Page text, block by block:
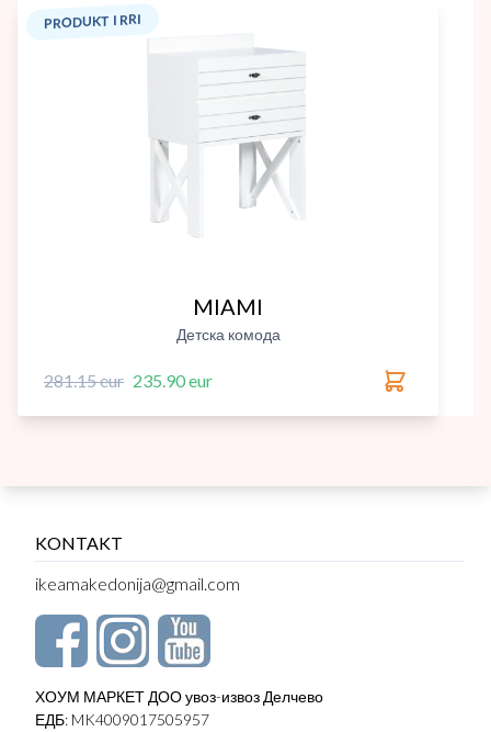
PRODUKT I RRI
MIAMI
Детска комода
281.15 eur 235.90 eur
KONTAKT
ikeamakedonija@gmail.com
ХОУМ МАРКЕТ ДОО увоз-извоз Делчево
ЕДБ: MK4009017505957